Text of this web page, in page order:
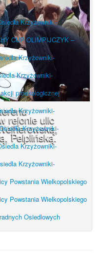
rejonie ulic
Pelplińską.
Krzyżowniki-
CUP OLIMPIJCZYK –
Krzyżowniki-
Krzyżowniki-
proekologicznej
Krzyżowniki-
Krzyżowniki-
Krzyżowniki-
Krzyżowniki-
Powstania Wielkopolskiego
Powstania Wielkopolskiego
Osiedlowych